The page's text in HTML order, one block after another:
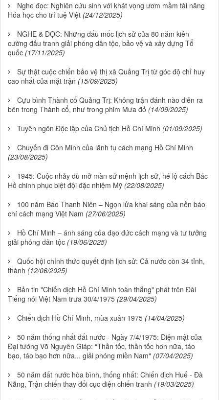
Nghe đọc: Nghiên cứu sinh với khát vọng ươm mầm tài năng
Hóa học cho trí tuệ Việt (24/12/2025)
NGHE & ĐỌC: Những dấu mốc lịch sử của 80 năm kiên
cường đấu tranh giải phóng dân tộc, bảo vệ và xây dựng Tổ
quốc (17/11/2025)
Sự thật cuộc chiến bảo vệ thị xã Quảng Trị từ góc độ chỉ huy
cao nhất của mặt trận (15/09/2025)
Cựu bình Thành cổ Quảng Trị: Không trận đánh nào diễn ra
bên trong Thành cổ, như trong phim Mưa đỏ (14/09/2025)
Tuyên ngôn Độc lập của Chủ tịch Hồ Chí Minh (01/09/2025)
Chuyến đi Côn Minh của lãnh tụ cách mạng Hồ Chí Minh
(23/08/2025)
1945: Cuộc nhảy dù mở màn sứ mệnh lịch sử, hé lộ cách Bác
Hồ chinh phục biệt đội đặc nhiệm Mỹ (22/08/2025)
100 năm Báo Thanh Niên – Ngọn lửa khai sáng của nền báo
chí cách mạng Việt Nam (27/06/2025)
Hồ Chí Minh – ánh sáng của đạo đức cách mạng và tư tưởng
giải phóng dân tộc (19/06/2025)
Quốc hội chính thức quyết định lịch sử: Cả nước còn 34 tỉnh,
thành (12/06/2025)
Bản tin "Chiến dịch Hồ Chí Minh toàn thắng" phát trên Đài
Tiếng nói Việt Nam trưa 30/4/1975 (29/04/2025)
Chiến dịch Hồ Chí Minh, mùa xuân 1975 (14/04/2025)
50 năm thống nhất đất nước - Ngày 7/4/1975: Điện mật của
Đại tướng Võ Nguyên Giáp: “Thần tốc, thần tốc hơn nữa, táo
bạo, táo bạo hơn nữa... giải phóng miền Nam" (07/04/2025)
50 năm đất nước hòa bình, thống nhất: Chiến dịch Huế - Đà
Nẵng, Trận chiến thay đổi cục diện chiến tranh (19/03/2025)